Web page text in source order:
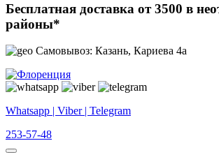
Бесплатная доставка от 3500 в
районы*
Самовывоз: Казань, Кариева 4а
Whatsapp | Viber | Telegram
253-57-48